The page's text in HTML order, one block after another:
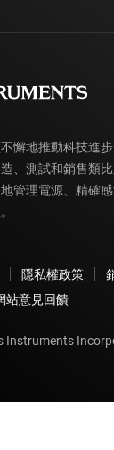
懈地推動科技進
、測試和銷售類
管理電源、精確
隱私權政策
站意見回饋
Instruments